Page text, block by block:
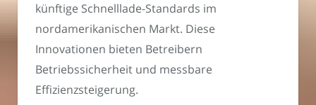
künftige Schnelllade-Standards im
nordamerikanischen Markt. Diese
Innovationen bieten Betreibern
Betriebssicherheit und messbare
Effizienzsteigerung.